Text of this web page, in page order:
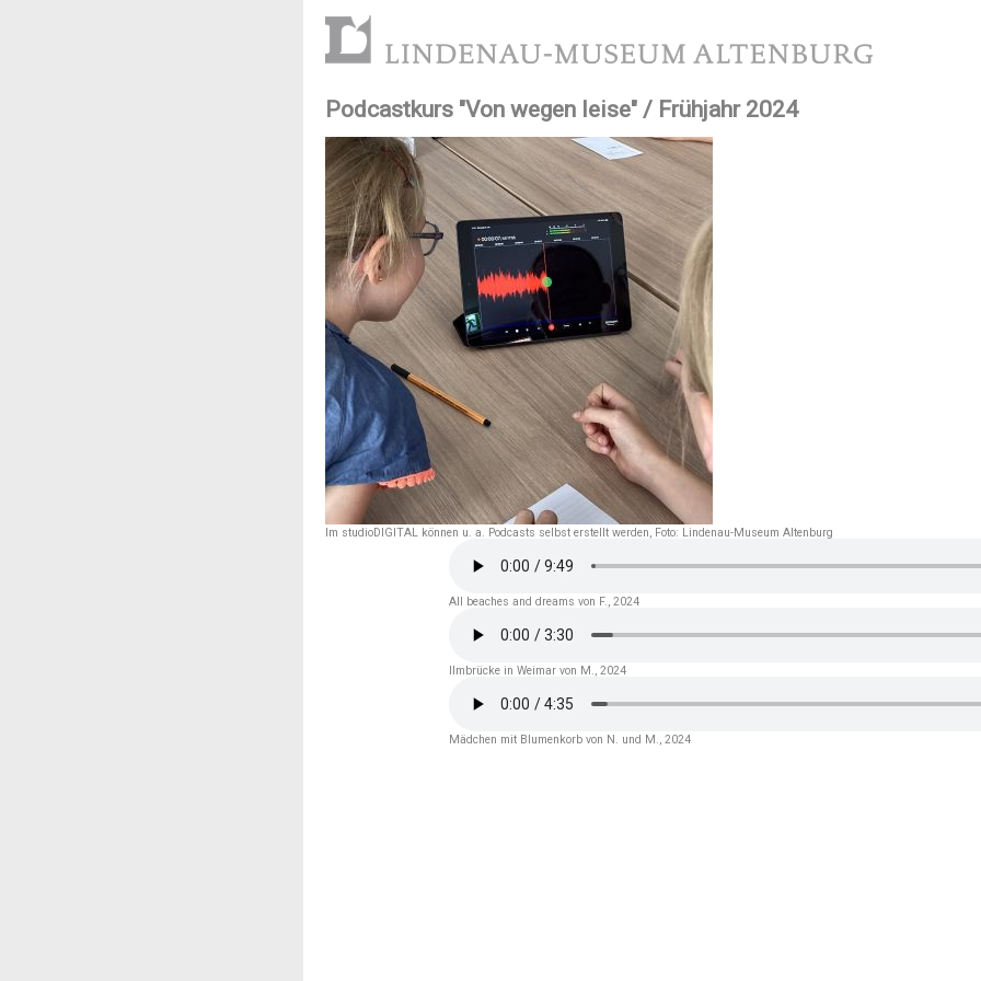
Navigation
überspringen
Podcastkurs "Von wegen leise" / Frühjahr 2024
Im studioDIGITAL können u. a. Podcasts selbst erstellt werden, Foto: Lindenau-Museum Altenburg
All beaches and dreams von F., 2024
Ilmbrücke in Weimar von M., 2024
Mädchen mit Blumenkorb von N. und M., 2024